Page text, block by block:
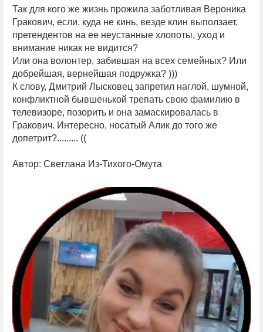
Так для кого же жизнь прожила заботливая Вероника
Гракович, если, куда не кинь, везде клин выползает,
претендентов на ее неустанные хлопоты, уход и
внимание никак не видится?
Или она волонтер, забившая на всех семейных? Или
добрейшая, вернейшая подружка? )))
К слову, Дмитрий Лысковец запретил наглой, шумной,
конфликтной бывшенькой трепать свою фамилию в
телевизоре, позорить и она замаскировалась в
Гракович. Интересно, носатый Алик до того же
допетрит?......... ((
Автор: Светлана Из-Тихого-Омута